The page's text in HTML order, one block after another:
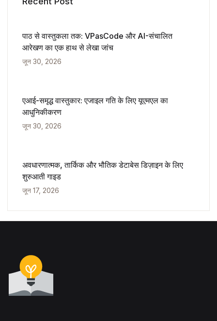
पाठ से वास्तुकला तक: VPasCode और AI-संचालित
आरेखण का एक हाथ से लेखा जांच
जून 30, 2026
एआई-समृद्ध वास्तुकार: एजाइल गति के लिए यूएमएल का
आधुनिकीकरण
जून 30, 2026
अवधारणात्मक, तार्किक और भौतिक डेटाबेस डिज़ाइन के लिए
शुरुआती गाइड
जून 17, 2026